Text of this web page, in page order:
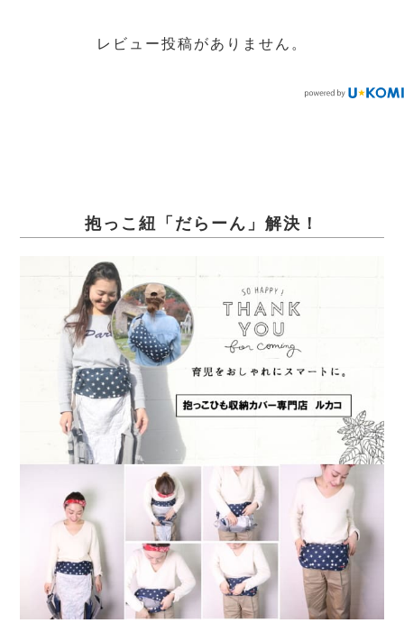
レビュー投稿がありません。
抱っこ紐「だらーん」解決！